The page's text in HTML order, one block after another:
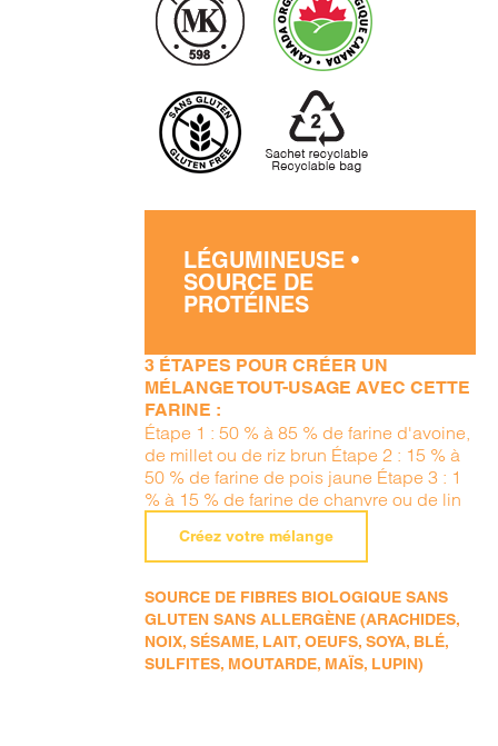
LÉGUMINEUSE •
SOURCE DE
PROTÉINES
3 ÉTAPES POUR CRÉER UN
MÉLANGE TOUT-USAGE AVEC CETTE
FARINE :
Étape 1 : 50 % à 85 % de farine d'avoine,
de millet ou de riz brun Étape 2 : 15 % à
50 % de farine de pois jaune Étape 3 : 1
% à 15 % de farine de chanvre ou de lin
Créez votre mélange
SOURCE DE FIBRES BIOLOGIQUE SANS
GLUTEN SANS ALLERGÈNE (ARACHIDES,
NOIX, SÉSAME, LAIT, OEUFS, SOYA, BLÉ,
SULFITES, MOUTARDE, MAÏS, LUPIN)